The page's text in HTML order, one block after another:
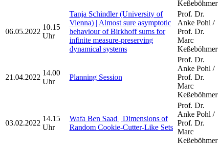
Keßeböhmer
06.05.2022
10.15
Uhr
Tanja Schindler (University of
Vienna) | Almost sure asymptotic
behaviour of Birkhoff sums for
infinite measure-preserving
dynamical systems
Prof. Dr.
Anke Pohl /
Prof. Dr.
Marc
Keßeböhmer
21.04.2022
14.00
Uhr
Planning Session
Prof. Dr.
Anke Pohl /
Prof. Dr.
Marc
Keßeböhmer
03.02.2022
14.15
Uhr
Wafa Ben Saad | Dimensions of
Random Cookie-Cutter-Like Sets
Prof. Dr.
Anke Pohl /
Prof. Dr.
Marc
Keßeböhmer